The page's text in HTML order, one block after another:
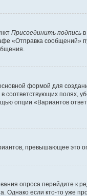
Присоединить подпись
«Отправка сообщений»
формой для
полях,
опции «Вариантов
превышающее это
опроса перейдите к
Однако если кто-то уже